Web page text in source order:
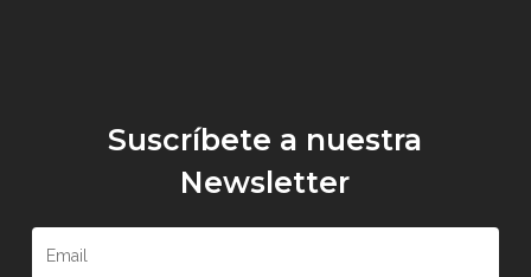
Suscríbete a nuestra
Newsletter